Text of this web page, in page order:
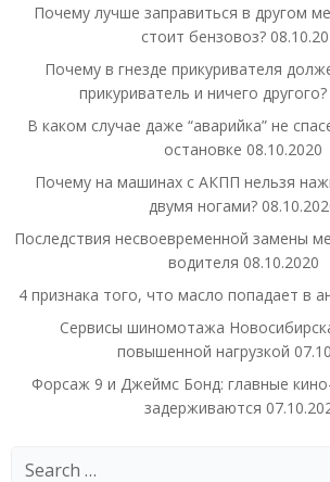
Почему лучше заправиться в другом
стоит бензовоз?
Почему в гнезде прикуривателя
прикуриватель и ничего другого?
В каком случае даже “аварийка” не
остановке 08.10.2020
Почему на машинах с АКПП нельзя
двумя ногами?
Последствия несвоевременной замены
водителя 08.10.2020
4 признака того, что масло попадает в
Сервисы шиномотажа
повышенной нагрузкой
Форсаж 9 и Джеймс Бонд: главные
задерживаются
Search